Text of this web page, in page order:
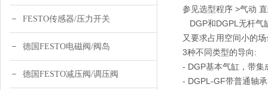
FESTO传感器/压力开关
德国FESTO电磁阀/阀岛
德国FESTO减压阀/调压阀
参见选型程序 >气动
DGP和DGPL无杆气
又要求占用空间小的
3种不同类型的导向:
- DGP基本气缸，带集
- DGPL-GF带普通轴